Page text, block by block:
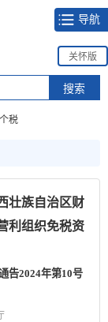
导航
关怀版
个税
壮族自治区财
利组织免税资
告2024年第10号